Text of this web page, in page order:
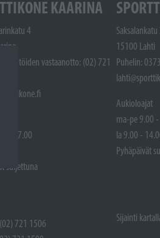
KAARINA
4
vastaanotto: (02) 721
- 17.00
suljettuna
721 1506
Saksalankatu
15100 Lahti
Puhelin:
Aukioloajat
ma-pe 9.00
la 9.00 -
Pyhäpäivät
Sijainti